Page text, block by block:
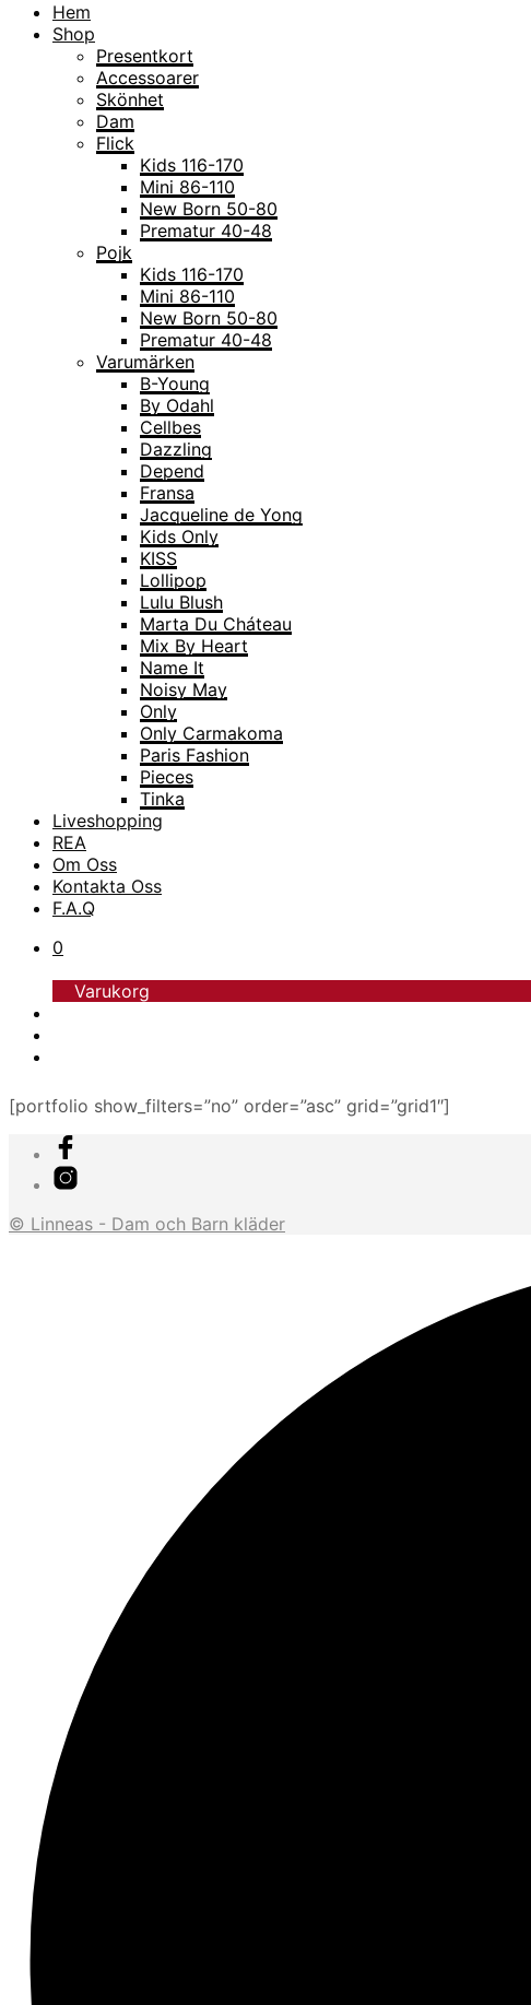
Hem
Shop
Presentkort
Accessoarer
Skönhet
Dam
Flick
Kids 116-170
Mini 86-110
New Born 50-80
Prematur 40-48
Pojk
Kids 116-170
Mini 86-110
New Born 50-80
Prematur 40-48
Varumärken
B-Young
By Odahl
Cellbes
Dazzling
Depend
Fransa
Jacqueline de Yong
Kids Only
KISS
Lollipop
Lulu Blush
Marta Du Cháteau
Mix By Heart
Name It
Noisy May
Only
Only Carmakoma
Paris Fashion
Pieces
Tinka
TopModel
Vero Moda Curve
Liveshopping
REA
Om Oss
Kontakta Oss
F.A.Q
0
Varukorg
[portfolio show_filters=”no” order=”asc” grid=”grid1″]
© Linneas - Dam och Barn kläder